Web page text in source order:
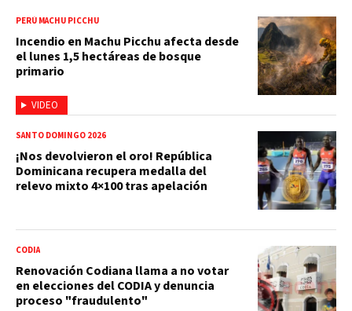
VIDEO
PERÚ MACHU PICCHU
Incendio en Machu Picchu afecta desde
el lunes 1,5 hectáreas de bosque
primario
SANTO DOMINGO 2026
¡Nos devolvieron el oro! República
Dominicana recupera medalla del
relevo mixto 4×100 tras apelación
CODIA
Renovación Codiana llama a no votar
en elecciones del CODIA y denuncia
proceso "fraudulento"